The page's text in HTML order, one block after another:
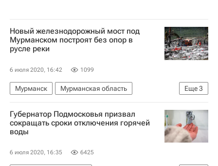
Новый железнодорожный мост под
Мурманском построят без опор в
русле реки
6 июля 2020, 16:42 1099
Еще3
Мурманск
Мурманская область
Строительство
Инфраструктура Мосты
Губернатор Подмосковья призвал
сокращать сроки отключения горячей
воды
6 июля 2020, 16:35 6425